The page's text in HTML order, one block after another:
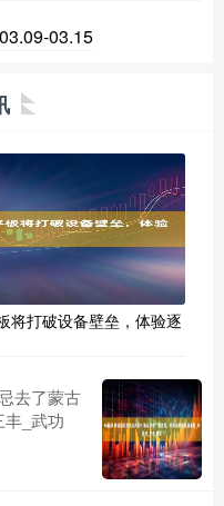
03.15
将打破设备壁垒，体验逐
去了蒙古
_武功